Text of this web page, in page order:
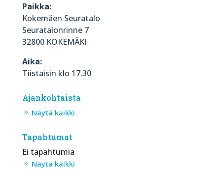
Paikka:
Kokemäen Seuratalo
Seuratalonrinne 7
32800 KOKEMÄKI
Aika:
Tiistaisin klo 17.30
Ajankohtaista
Näytä kaikki
Tapahtumat
Ei tapahtumia
Näytä kaikki